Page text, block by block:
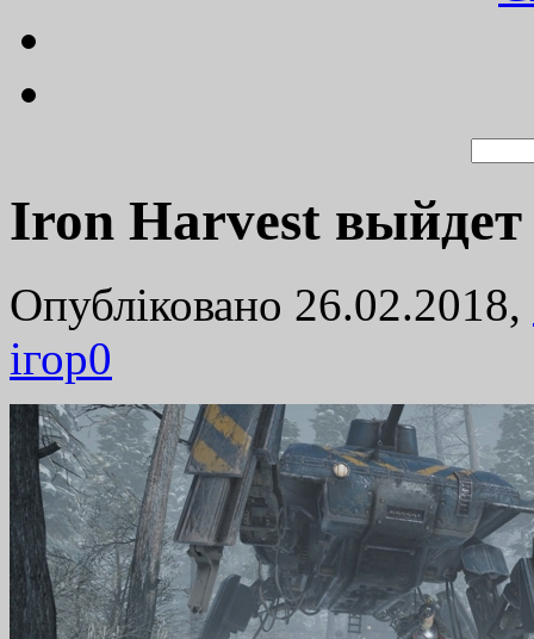
Iron Harvest
Опубліковано 26.02.2018,
ігор0